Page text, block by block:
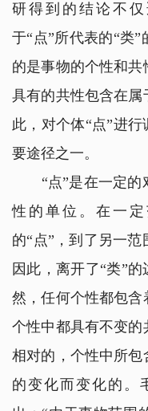
研得到的结论不
于“点”所代表的“类
的是事物的个性和
具有的共性包含在属
此，对个体“点”进
要途径之一。
“点”是在一定的
性的单位。在一
的“点”，到了另一范
因此，离开了“类”
然，任何个性都包
个性中都具有不变
相对的，个性中所包
的变化而变化的。